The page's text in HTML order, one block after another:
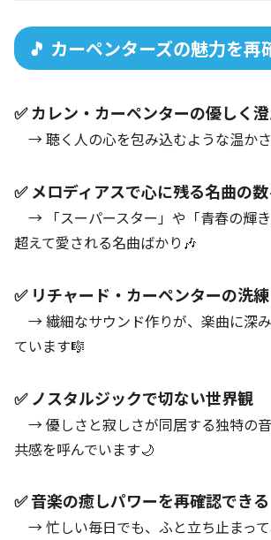
🎵 カーペンターズの魅力を再
✅ カレン・カーペンターの優しく
→ 聴く人の心を包み込むような温か
✅ メロディアスで心に残る名曲の
→ 「スーパースター」や「青春の輝
超えて愛される名曲ばかり🎶
✅ リチャード・カーペンターの洗
→ 繊細なサウンド作りが、楽曲に深
ています🎼
✅ ノスタルジックで切ない世界観
→ 優しさと寂しさが同居する独特の
共感を呼んでいます🌙
✅ 音楽の癒しパワーを再確認できる
→ 忙しい毎日でも、ふと立ち止まっ